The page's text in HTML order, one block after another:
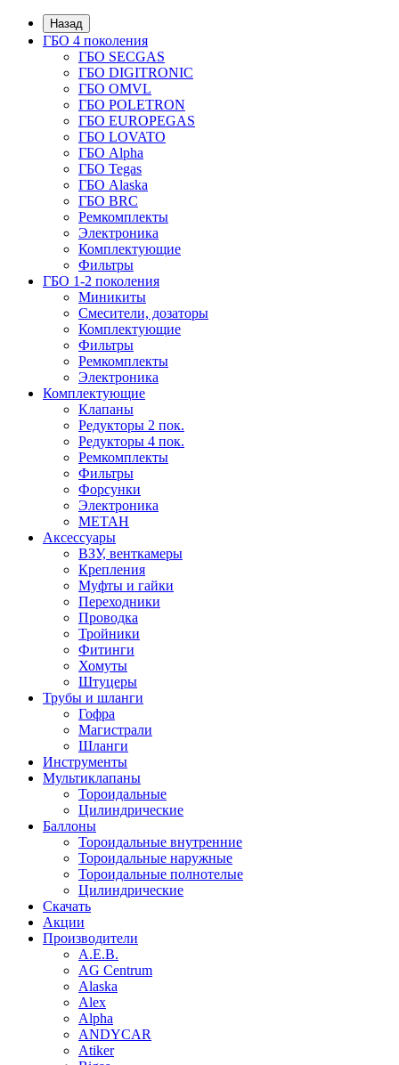
Назад
ГБО 4 поколения
ГБО SECGAS
ГБО DIGITRONIC
ГБО OMVL
ГБО POLETRON
ГБО EUROPEGAS
ГБО LOVATO
ГБО Alpha
ГБО Tegas
ГБО Alaska
ГБО BRC
Ремкомплекты
Электроника
Комплектующие
Фильтры
ГБО 1-2 поколения
Миникиты
Смесители, дозаторы
Комплектующие
Фильтры
Ремкомплекты
Электроника
Комплектующие
Клапаны
Редукторы 2 пок.
Редукторы 4 пок.
Ремкомплекты
Фильтры
Форсунки
Электроника
МЕТАН
Аксессуары
ВЗУ, венткамеры
Крепления
Муфты и гайки
Переходники
Проводка
Тройники
Фитинги
Хомуты
Штуцеры
Трубы и шланги
Гофра
Магистрали
Шланги
Инструменты
Мультиклапаны
Тороидальные
Цилиндрические
Баллоны
Тороидальные внутренние
Тороидальные наружные
Тороидальные полнотелые
Цилиндрические
Скачать
Акции
Производители
A.E.B.
AG Centrum
Alaska
Alex
Alpha
ANDYCAR
Atiker